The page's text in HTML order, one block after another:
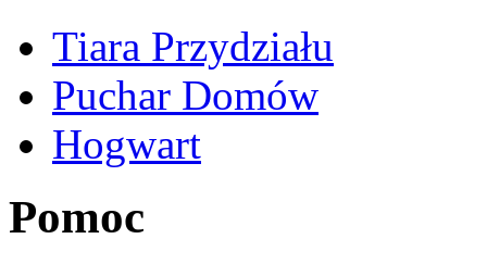
Tiara Przydziału
Puchar Domów
Hogwart
Pomoc